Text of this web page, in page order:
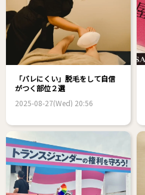
「バレにくい」脱毛をして自信
がつく部位２選
2025-08-27(Wed) 20:56